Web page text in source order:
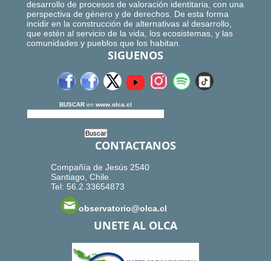
desarrollo de procesos de valoración identitaria, con una
perspectiva de género y de derechos. De esta forma
incidir en la construcción de alternativas al desarrollo,
que estén al servicio de la vida, los ecosistemas, y las
comunidades y pueblos que los habitan.
SIGUENOS
BUSCAR en www.olca.cl
CONTACTANOS
Compañía de Jesús 2540
Santiago, Chile.
Tel: 56.2.33654873
observatorio@olca.cl
UNETE AL OLCA